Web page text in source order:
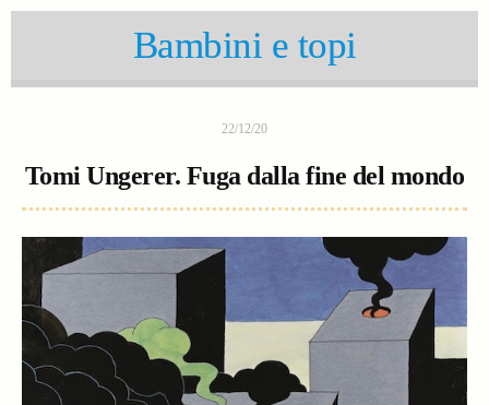
Bambini e topi
22/12/20
Tomi Ungerer. Fuga dalla fine del mondo